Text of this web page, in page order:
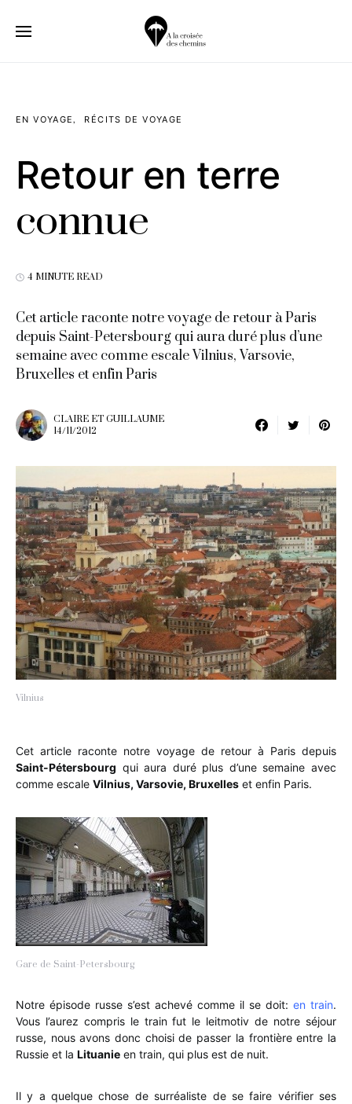
Vilnius
EN VOYAGE RÉCITS DE VOYAGE
Retour en terre
connue
4 MINUTE READ
Cet article raconte notre voyage de retour à Paris
depuis Saint-Petersbourg qui aura duré plus d’une
semaine avec comme escale Vilnius, Varsovie,
Bruxelles et enfin Paris
CLAIRE ET GUILLAUME
14/11/2012
Cet article raconte notre voyage de retour à Paris depuis
Saint-Pétersbourg qui aura duré plus d’une semaine avec
comme escale Vilnius, Varsovie, Bruxelles et enfin Paris.
Gare de Saint-Petersbourg
Notre épisode russe s’est achevé comme il se doit: en train.
Vous l’aurez compris le train fut le leitmotiv de notre séjour
russe, nous avons donc choisi de passer la frontière entre la
Russie et la Lituanie en train, qui plus est de nuit.
Il y a quelque chose de surréaliste de se faire vérifier ses